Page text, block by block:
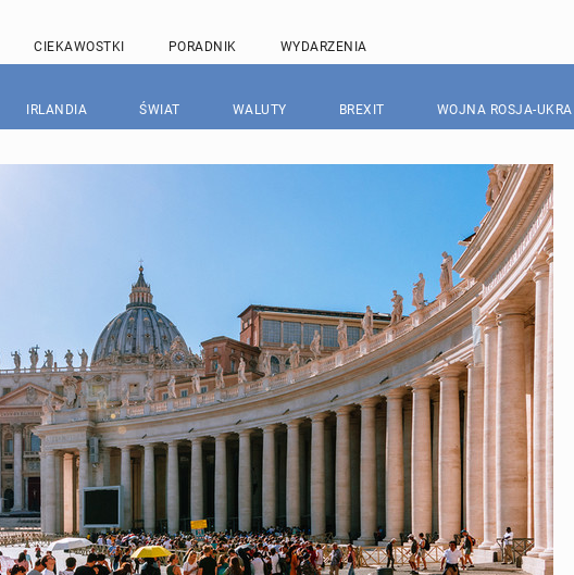
CIEKAWOSTKI PORADNIK WYDARZENIA
IRLANDIA ŚWIAT WALUTY BREXIT WOJNA ROSJA-